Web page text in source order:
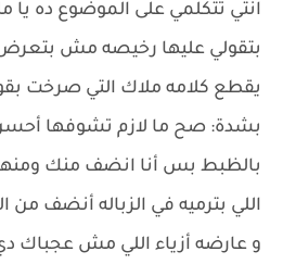
انتي تتكلمي على الموضوع ده يا
بتقولي عليها رخيصه مش
يقطع كلامه ملاك التي صرخت
بشدة: صح ما لازم تشوفها
بالظبط بس أنا انضف منك
اللي بترميه في الزباله أنضف من
و عارضه أزياء اللي مش